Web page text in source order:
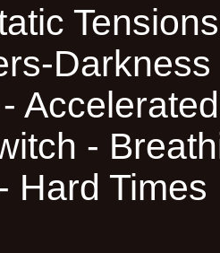
Tensions
-
Hard